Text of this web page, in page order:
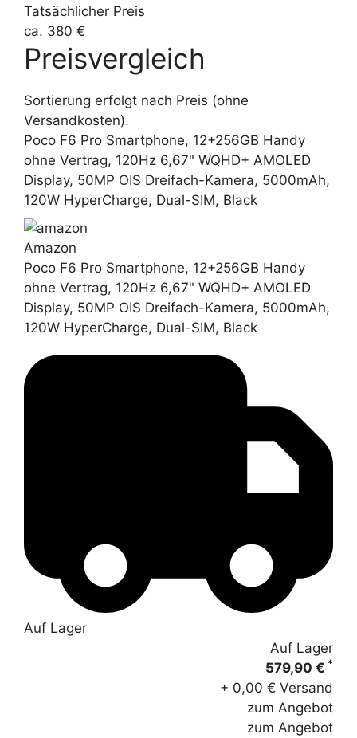
Tatsächlicher Preis
ca. 380 €
Preisvergleich
Sortierung erfolgt nach Preis (ohne
Versandkosten).
Poco F6 Pro Smartphone, 12+256GB Handy
ohne Vertrag, 120Hz 6,67" WQHD+ AMOLED
Display, 50MP OIS Dreifach-Kamera, 5000mAh,
120W HyperCharge, Dual-SIM, Black
Amazon
Poco F6 Pro Smartphone, 12+256GB Handy
ohne Vertrag, 120Hz 6,67" WQHD+ AMOLED
Display, 50MP OIS Dreifach-Kamera, 5000mAh,
120W HyperCharge, Dual-SIM, Black
Auf Lager
Auf Lager
579,90 € *
+ 0,00 € Versand
zum Angebot
zum Angebot